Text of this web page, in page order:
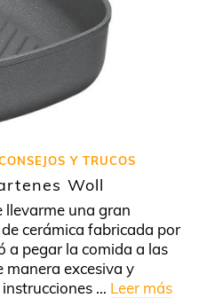
Y TRUCOS
Woll
llevarme una gran
cerámica fabricada por
a pegar la comida a las
manera excesiva y
… Leer más